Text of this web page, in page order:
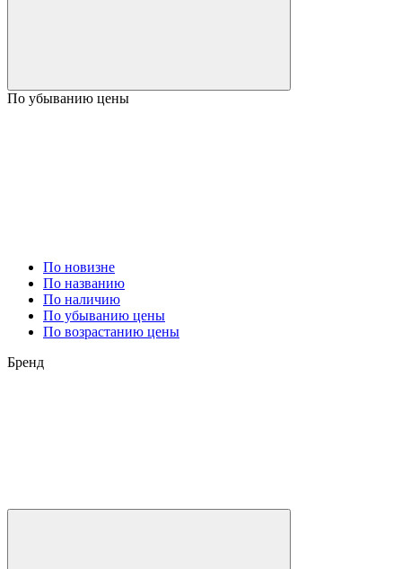
По убыванию цены
По новизне
По названию
По наличию
По убыванию цены
По возрастанию цены
Бренд